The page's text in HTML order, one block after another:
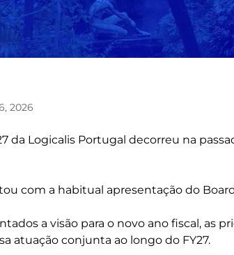
2026
da Logicalis Portugal decorreu na
com a habitual apresentação do
a visão para o novo ano fiscal, as
atuação conjunta ao longo do FY27.